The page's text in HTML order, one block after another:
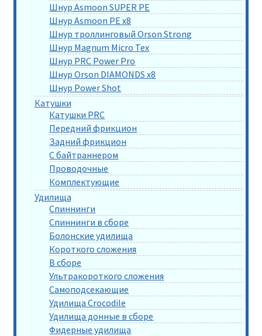
Шнур Asmoon SUPER PE
Шнур Asmoon PE x8
Шнур троллинговый Orson Strong
Шнур Magnum Micro Tex
Шнур PRC Power Pro
Шнур Orson DIAMONDS x8
Шнур Power Shot
Катушки
Катушки PRC
Передний фрикцион
Задний фрикцион
С байтраннером
Проводочные
Комплектующие
Удилища
Спиннинги
Спиннинги в сборе
Болонские удилища
Короткого сложения
В сборе
Ультракороткого сложения
Самоподсекающие
Удилища Crocodile
Удилища донные в сборе
Фидерные удилища